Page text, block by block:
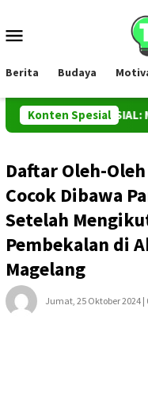
konten
Berita Budaya
Konten Spesial
TAUHID SOSIAL:
Daftar Oleh-
Cocok Dibawa
Setelah
Pembekalan di
Magelang
Jumat, 25 Oktober 2024 |